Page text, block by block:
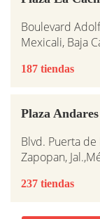
Boulevard
Mexicali, Baja
187 tiendas
Plaza Andares
Blvd. Puerta
Zapopan,
237 tiendas